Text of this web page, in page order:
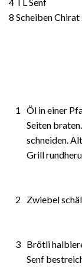
8 Scheiben
1
Öl in einer
Seiten
schneiden.
Grill
2 Zwiebel
3
Brötli
Senf